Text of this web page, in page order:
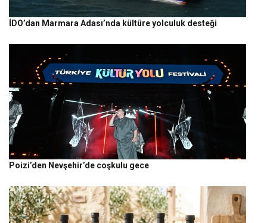
İDO’dan Marmara Adası’nda kültüre yolculuk desteği
Poizi’den Nevşehir’de coşkulu gece